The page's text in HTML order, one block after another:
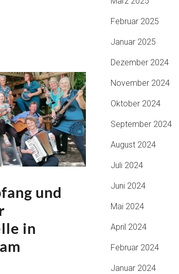
und
in
Februar 2025
Januar 2025
Dezember 2024
November 2024
Oktober 2024
September 2024
August 2024
Juli 2024
Juni 2024
Mai 2024
April 2024
Februar 2024
Januar 2024